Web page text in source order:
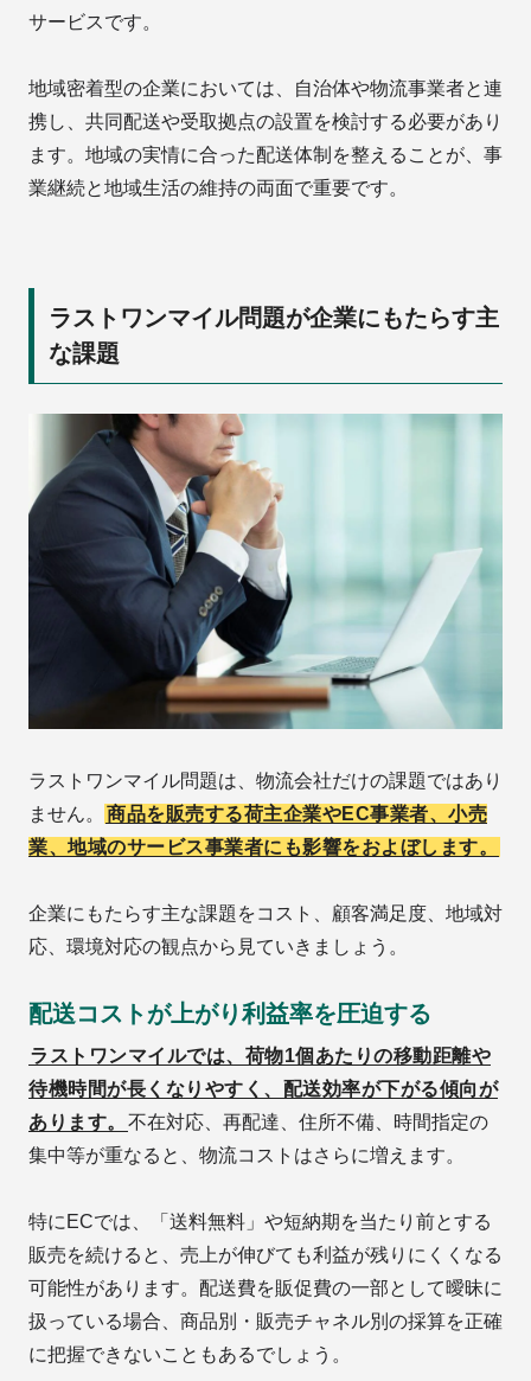
サービスです。
地域密着型の企業においては、自治体や物流事業者と連
携し、共同配送や受取拠点の設置を検討する必要があり
ます。地域の実情に合った配送体制を整えることが、事
業継続と地域生活の維持の両面で重要です。
ラストワンマイル問題が企業にもたらす主
な課題
ラストワンマイル問題は、物流会社だけの課題ではあり
ません。
商品を販売する荷主企業やEC事業者、小売
業、地域のサービス事業者にも影響をおよぼします。
企業にもたらす主な課題をコスト、顧客満足度、地域対
応、環境対応の観点から見ていきましょう。
配送コストが上がり利益率を圧迫する
ラストワンマイルでは、荷物1個あたりの移動距離や
待機時間が長くなりやすく、配送効率が下がる傾向が
あります。 不在対応、再配達、住所不備、時間指定の
集中等が重なると、物流コストはさらに増えます。
特にECでは、「送料無料」や短納期を当たり前とする
販売を続けると、売上が伸びても利益が残りにくくなる
可能性があります。配送費を販促費の一部として曖昧に
扱っている場合、商品別・販売チャネル別の採算を正確
に把握できないこともあるでしょう。